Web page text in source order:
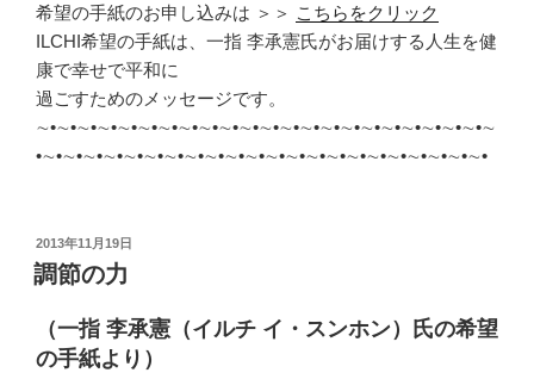
希望の手紙のお申し込みは ＞＞ こちらをクリック
ILCHI希望の手紙は、一指 李承憲氏がお届けする人生を健
康で幸せで平和に
過ごすためのメッセージです。
∼•∼•∼•∼•∼•∼•∼•∼•∼•∼•∼•∼•∼•∼•∼•∼•∼•∼•∼•∼•∼•∼•∼
•∼•∼•∼•∼•∼•∼•∼•∼•∼•∼•∼•∼•∼•∼•∼•∼•∼•∼•∼•∼•∼•∼•
投
稿
日:
2013年11月19日
調節の力
（一指 李承憲（イルチ イ・スンホン）氏の希望
の手紙より）